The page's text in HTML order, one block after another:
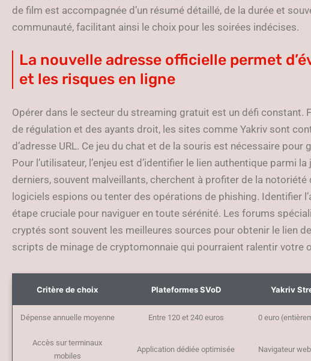
de film est accompagnée d’un résumé détaillé, de la durée et
communauté, facilitant ainsi le choix pour les soirées indécises.
La nouvelle adresse officielle permet
et les risques en ligne
Opérer dans le secteur du streaming gratuit est un défi constant.
de régulation et des ayants droit, les sites comme Yakriv sont
d’adresse URL. Ce jeu du chat et de la souris est nécessaire pour
Pour l’utilisateur, l’enjeu est d’identifier le lien authentique parmi
derniers, souvent malveillants, cherchent à profiter de la
logiciels espions ou tenter des opérations de phishing. Identifier
étape cruciale pour naviguer en toute sérénité. Les forums
cryptés sont souvent les meilleures sources pour obtenir le lien
scripts de minage de cryptomonnaie qui pourraient ralentir votre
Critère de choix Plateformes SVoD Yakriv
Dépense annuelle moyenne Entre 120 et 240 euros 0 euro
Accès sur terminaux
mobiles
Application dédiée optimisée Navigateur